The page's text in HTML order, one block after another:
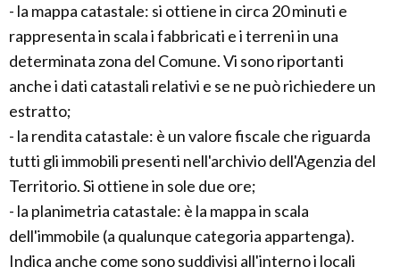
- la mappa catastale: si ottiene in circa 20 minuti e
rappresenta in scala i fabbricati e i terreni in una
determinata zona del Comune. Vi sono riportanti
anche i dati catastali relativi e se ne può richiedere un
estratto;
- la rendita catastale: è un valore fiscale che riguarda
tutti gli immobili presenti nell'archivio dell'Agenzia del
Territorio. Si ottiene in sole due ore;
- la planimetria catastale: è la mappa in scala
dell'immobile (a qualunque categoria appartenga).
Indica anche come sono suddivisi all'interno i locali